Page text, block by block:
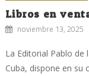
Libros en
noviembre 13, 2025
La Editorial Pablo de
Cuba, dispone en su